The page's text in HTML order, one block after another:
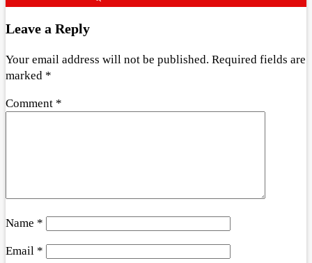
Leave a Reply
Your email address will not be published. Required fields are
marked *
Comment *
Name *
Email *